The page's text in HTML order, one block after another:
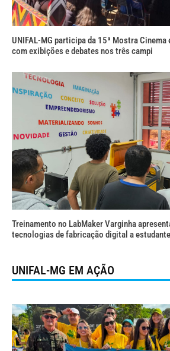
UNIFAL-MG participa da 15ª Mostra
com exibições e debates nos três campi
Treinamento no LabMaker Varginha
tecnologias de fabricação digital a
UNIFAL-MG EM AÇÃO